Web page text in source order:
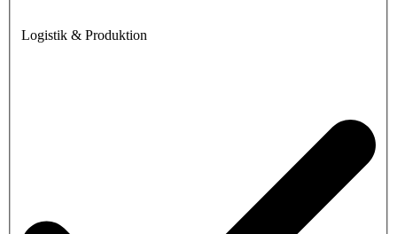
Logistik & Produktion